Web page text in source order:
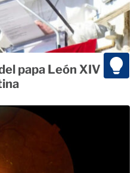
papa León XIV para